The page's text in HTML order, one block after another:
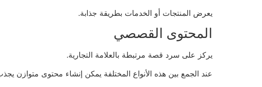
يعرض المنتجات أو الخدمات بطريقة جذابة.
المحتوى القصصي
يركز على سرد قصة مرتبطة بالعلامة التجارية.
عند الجمع بين هذه الأنواع المختلفة يمكن إنشاء محتوى متوازن